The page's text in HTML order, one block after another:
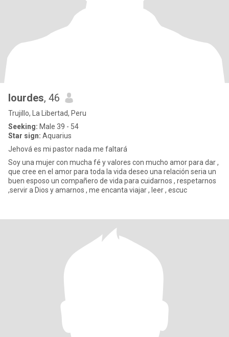
lourdes, 46
Trujillo, La Libertad, Peru
Seeking: Male 39 - 54
Star sign: Aquarius
Jehová es mi pastor nada me faltará
Soy una mujer con mucha fé y valores con mucho amor para dar ,
que cree en el amor para toda la vida deseo una relación seria un
buen esposo un compañero de vida para cuidarnos , respetarnos
,servir a Dios y amarnos , me encanta viajar , leer , escuc